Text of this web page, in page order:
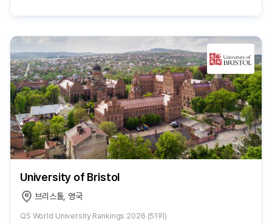
University of Bristol
브리스톨, 영국
QS World University Rankings 2026 (51위)